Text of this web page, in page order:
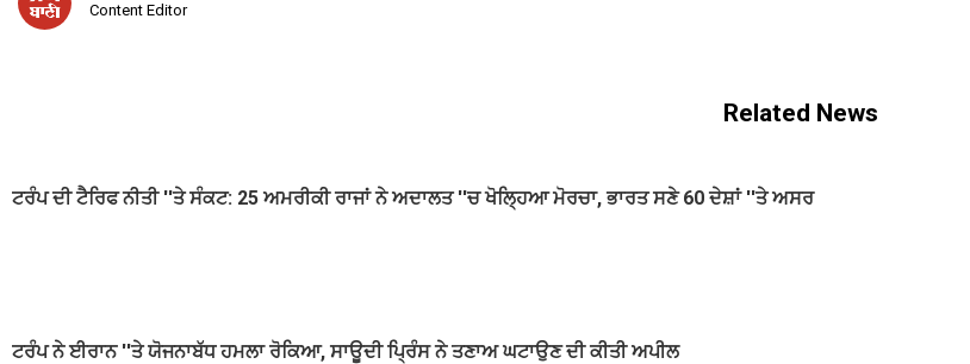
Content Editor
Related News
ਟਰੰਪ ਦੀ ਟੈਰਿਫ ਨੀਤੀ ''ਤੇ ਸੰਕਟ: 25 ਅਮਰੀਕੀ ਰਾਜਾਂ ਨੇ ਅਦਾਲਤ ''ਚ ਖੋਲ੍ਹਿਆ ਮੋਰਚਾ, ਭਾਰਤ ਸਣੇ 60 ਦੇਸ਼ਾਂ ''ਤੇ ਅਸਰ
ਟਰੰਪ ਨੇ ਈਰਾਨ ''ਤੇ ਯੋਜਨਾਬੱਧ ਹਮਲਾ ਰੋਕਿਆ, ਸਾਊਦੀ ਪ੍ਰਿੰਸ ਨੇ ਤਣਾਅ ਘਟਾਉਣ ਦੀ ਕੀਤੀ ਅਪੀਲ